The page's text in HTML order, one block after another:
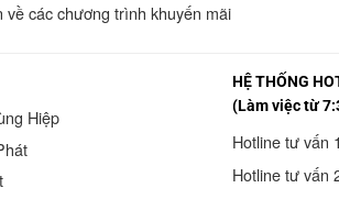
về các chương trình khuyến mãi
Hiệp
HỆ THỐNG
(Làm việc từ
Hotline tư vấn
Hotline tư vấn